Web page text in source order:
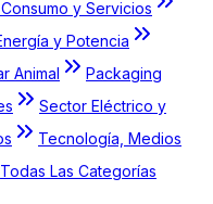
y Servicios
y Potencia
Animal
Packaging
Sector Eléctrico y
Tecnología, Medios
Todas Las Categorías